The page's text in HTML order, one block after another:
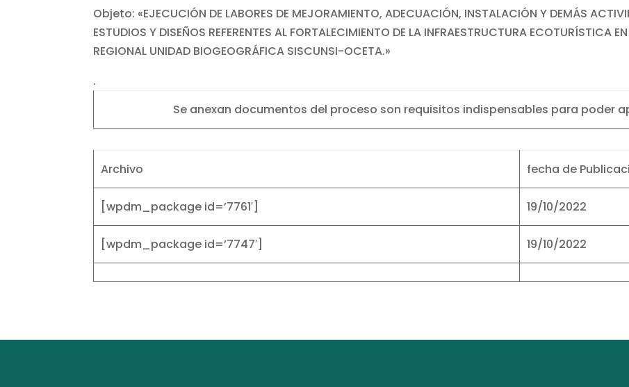
Objeto: «EJECUCIÓN DE LABORES DE MEJORAMIENTO, ADECUACIÓN, INSTALACIÓN Y DEMÁS
ESTUDIOS Y DISEÑOS REFERENTES AL FORTALECIMIENTO DE LA INFRAESTRUCTURA ECOTURÍSTICA
REGIONAL UNIDAD BIOGEOGRÁFICA SISCUNSI-OCETA.»
.
Se anexan documentos del proceso son requisitos indispensables para poder
Archivo fecha de
[wpdm_package id=’7761′] 19/10/2022
[wpdm_package id=’7747′] 19/10/2022